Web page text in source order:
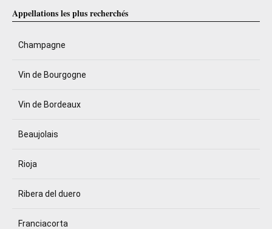
Appellations les plus recherchés
Champagne
Vin de Bourgogne
Vin de Bordeaux
Beaujolais
Rioja
Ribera del duero
Franciacorta